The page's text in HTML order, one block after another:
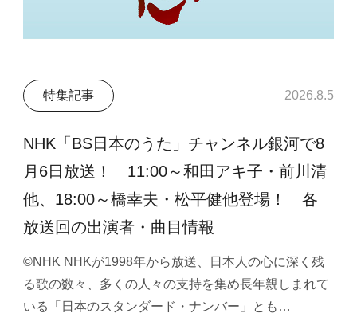
特集記事 2026.8.5
NHK「BS日本のうた」チャンネル銀河で8
月6日放送！ 11:00～和田アキ子・前川清
他、18:00～橋幸夫・松平健他登場！ 各
放送回の出演者・曲目情報
©NHK NHKが1998年から放送、日本人の心に深く残
る歌の数々、多くの人々の支持を集め長年親しまれて
いる「日本のスタンダード・ナンバー」とも…